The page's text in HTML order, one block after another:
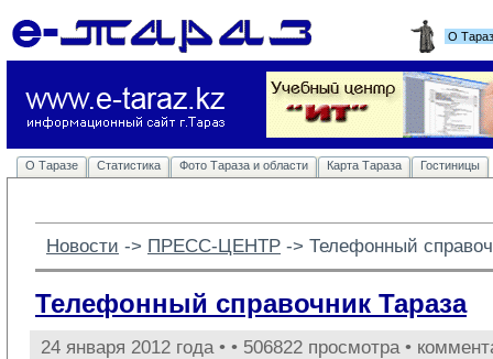
О
О Таразе Статистика Фото Тараза и области Карта Тараза Гостиницы
Новости -> ПРЕСС-ЦЕНТР -> Телефонный
Телефонный справочник Тараза
24 января 2012 года • • 506822 просмотра •